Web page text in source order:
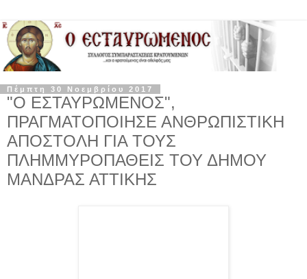
Πέμπτη 30 Νοεμβρίου 2017
"Ο ΕΣΤΑΥΡΩΜΕΝΟΣ",
ΠΡΑΓΜΑΤΟΠΟΙΗΣΕ ΑΝΘΡΩΠΙΣΤΙΚΗ
ΑΠΟΣΤΟΛΗ ΓΙΑ ΤΟΥΣ
ΠΛΗΜΜΥΡΟΠΑΘΕΙΣ ΤΟΥ ΔΗΜΟΥ
ΜΑΝΔΡΑΣ ΑΤΤΙΚΗΣ